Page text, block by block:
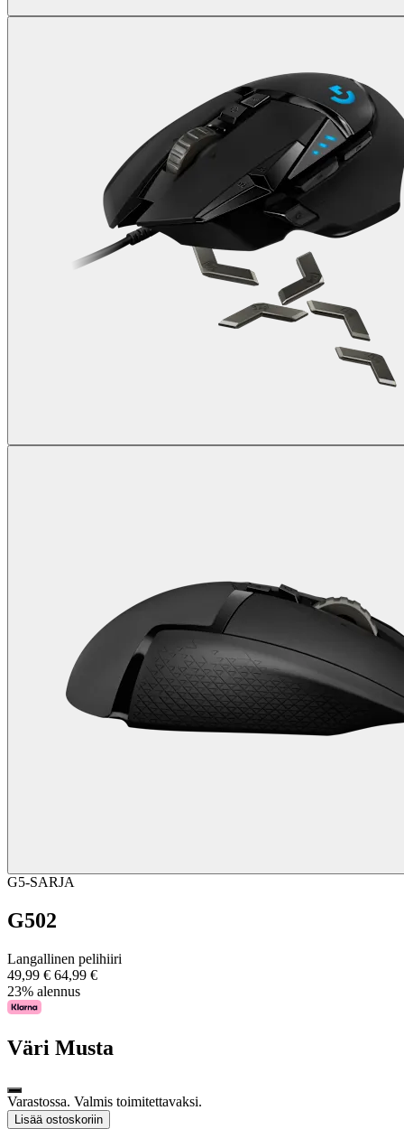
G5-SARJA
G502
Langallinen pelihiiri
49,99 € 64,99 €
23% alennus
Väri Musta
Varastossa. Valmis toimitettavaksi.
Lisää ostoskoriin